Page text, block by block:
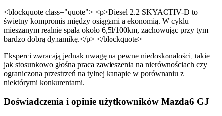
<blockquote class="quote"> <p>Diesel 2.2 SKYACTIV-D to
świetny kompromis między osiągami a ekonomią. W cyklu
mieszanym realnie spala około 6,5l/100km, zachowując przy tym
bardzo dobrą dynamikę.</p> </blockquote>
Eksperci zwracają jednak uwagę na pewne niedoskonałości, takie
jak stosunkowo głośna praca zawieszenia na nierównościach czy
ograniczona przestrzeń na tylnej kanapie w porównaniu z
niektórymi konkurentami.
Doświadczenia i opinie użytkowników Mazda6 GJ